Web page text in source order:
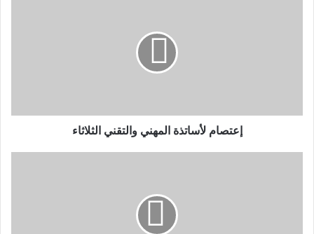
إعتصام لأساتذة المهني والتقني الثلاثاء